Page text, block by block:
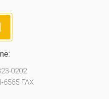
0202
6565 FAX